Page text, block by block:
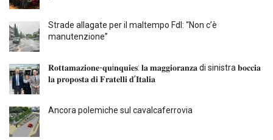
Strade allagate per il maltempo FdI: “Non c’è
manutenzione”
𝐑𝐨𝐭𝐭𝐚𝐦𝐚𝐳𝐢𝐨𝐧𝐞-𝐪𝐮i𝐧𝐪𝐮𝐢𝐞𝐬: 𝐥𝐚 𝐦𝐚𝐠𝐠𝐢𝐨𝐫𝐚𝐧𝐳𝐚 di sinistra 𝐛𝐨𝐜𝐜𝐢𝐚
𝐥𝐚 𝐩𝐫𝐨𝐩𝐨𝐬𝐭𝐚 𝐝𝐢 𝐅𝐫𝐚𝐭𝐞𝐥𝐥𝐢 𝐝’𝐈𝐭𝐚𝐥𝐢𝐚
Ancora polemiche sul cavalcaferrovia